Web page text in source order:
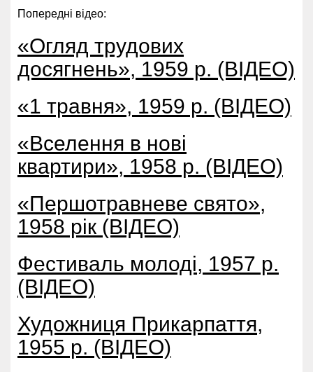
Попередні відео:
«Огляд трудових
досягнень», 1959 р. (ВІДЕО)
«1 травня», 1959 р. (ВІДЕО)
«Вселення в нові
квартири», 1958 р. (ВІДЕО)
«Першотравневе свято»,
1958 рік (ВІДЕО)
Фестиваль молоді, 1957 р.
(ВІДЕО)
Художниця Прикарпаття,
1955 р. (ВІДЕО)